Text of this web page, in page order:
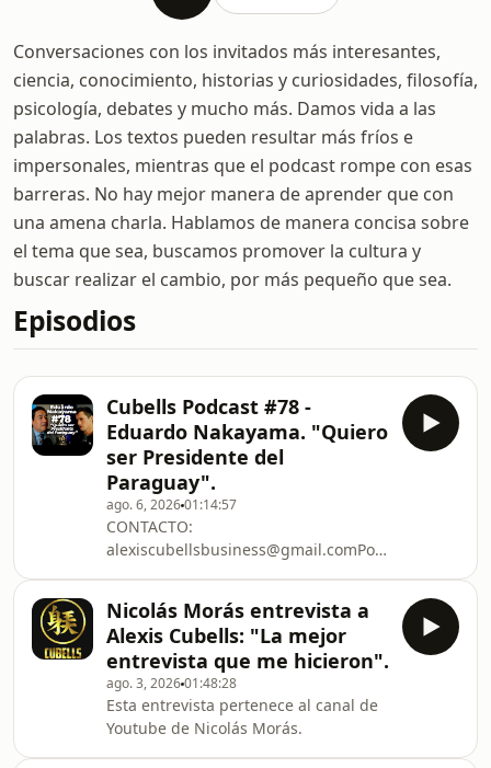
Conversaciones con los invitados más interesantes,
ciencia, conocimiento, historias y curiosidades, filosofía,
psicología, debates y mucho más. Damos vida a las
palabras. Los textos pueden resultar más fríos e
impersonales, mientras que el podcast rompe con esas
barreras. No hay mejor manera de aprender que con
una amena charla. Hablamos de manera concisa sobre
el tema que sea, buscamos promover la cultura y
buscar realizar el cambio, por más pequeño que sea.
Episodios
Cubells Podcast #78 -
Eduardo Nakayama. "Quiero
ser Presidente del
Paraguay".
ago. 6, 202601:14:57
CONTACTO:
alexiscubellsbusiness@gmail.comPodes
https://cubellsacademy.com.py/AUSPICIANTES:
3A TRADING:
https://3atrading.com.py/GALIANO
BIENES RAÍCES:
https://www.instagram.com/galianobienesraices/
STORE: Código &quot;CUBELLS&quot;
para acceder al 10 % de descuento en
todos los
Nicolás Morás entrevista a
Alexis Cubells: "La mejor
entrevista que me hicieron".
ago. 3, 202601:48:28
Esta entrevista pertenece al canal de
Youtube de Nicolás Morás.